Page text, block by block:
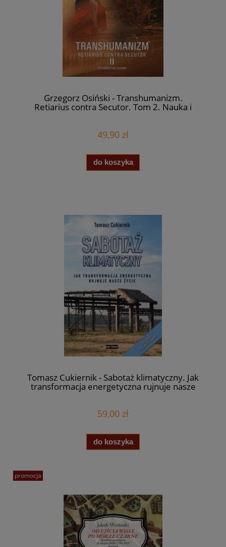
Grzegorz Osiński - Transhumanizm.
Retiarius contra Secutor. Tom 2. Nauka i
49,90 zł
do koszyka
Tomasz Cukiernik - Sabotaż klimatyczny. Jak
transformacja energetyczna rujnuje nasze
życie
59,00 zł
do koszyka
promocja